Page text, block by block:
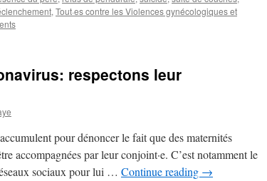
, Tout·es contre les Violences gynécologiques et
respectons leur
pour dénoncer le fait que des maternités
accompagnées par leur conjoint·e. C’est notamment le
sociaux pour lui … Continue reading →